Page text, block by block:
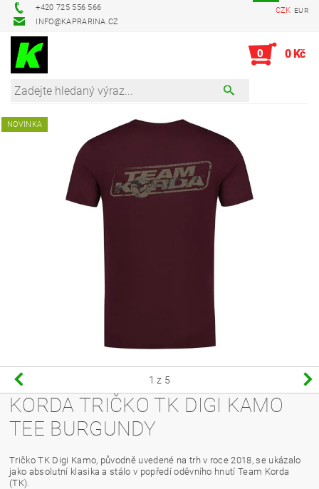
+420 725 556 566
INFO@KAPRARINA.CZ
CZK EUR
0 0 Kč
NOVINKA
1 z 5
KORDA TRIČKO TK DIGI KAMO
TEE BURGUNDY
Tričko TK Digi Kamo, původně uvedené na trh v roce 2018, se ukázalo
jako absolutní klasika a stálo v popředí oděvního hnutí Team Korda
(TK).